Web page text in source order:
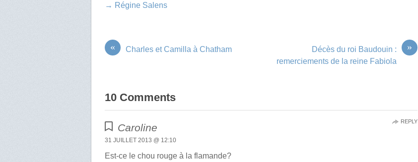
→ Régine Salens
« Charles et Camilla à Chatham »
Décès du roi Baudouin :
remerciements de la reine Fabiola
10 Comments
Caroline
31 JUILLET 2013 @ 12:10
Est-ce le chou rouge à la flamande?
REPLY